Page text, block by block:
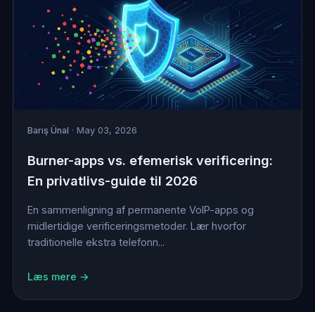
Barış Ünal · May 03, 2026
Burner-apps vs. efemerisk verificering:
En privatlivs-guide til 2026
En sammenligning af permanente VoIP-apps og
midlertidige verificeringsmetoder. Lær hvorfor
traditionelle ekstra telefonn...
Læs mere →